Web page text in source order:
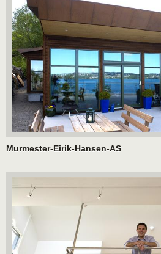
Murmester-Eirik-Hansen-AS